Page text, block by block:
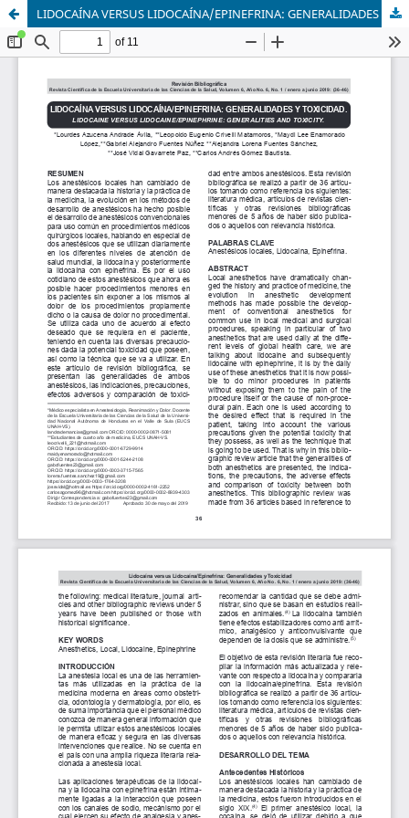
LIDOCAÍNA VERSUS LIDOCAÍNA/EPINEFRINA: GENERALIDADES Y TOXICIDAD